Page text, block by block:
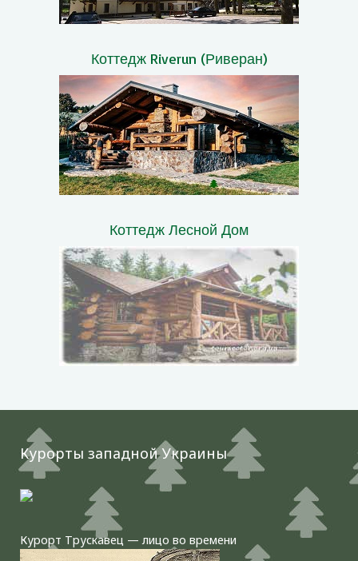
Коттедж Riverun (Риверан)
Коттедж Лесной Дом
Курорты западной Украины
Курорт Трускавец — лицо во времени